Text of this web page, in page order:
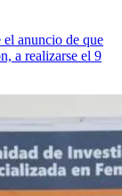
anuncio de que
a realizarse el 9